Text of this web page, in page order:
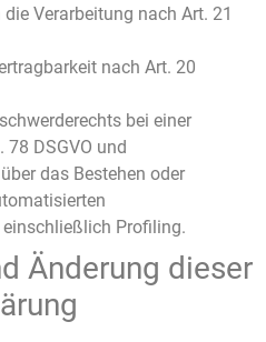
Verarbeitung nach Art. 21
nach Art. 20
bei einer
DSGVO und
das Bestehen oder
Profiling.
Änderung dieser